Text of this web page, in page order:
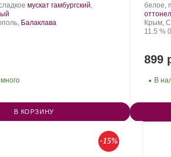
.
винограда:
мускат гамбургский,
Балаклава
много
В КОРЗИНУ
Балка.
белое,
Регион:
Крым,
11.5 %.
899
В
-15%